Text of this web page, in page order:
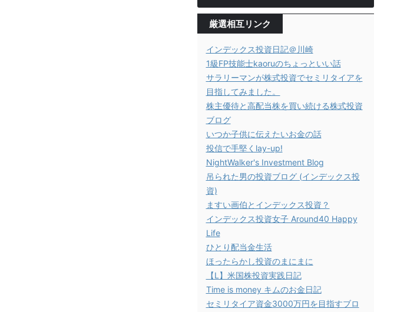
厳選相互リンク
インデックス投資日記＠川崎
1級FP技能士kaoruのちょっといい話
サラリーマンが株式投資でセミリタイアを
目指してみました。
株主優待と高配当株を買い続ける株式投資
ブログ
いつか子供に伝えたいお金の話
投信で手堅くlay-up!
NightWalker's Investment Blog
吊られた男の投資ブログ (インデックス投
資)
ますい画伯とインデックス投資？
インデックス投資女子 Around40 Happy
Life
ひとり配当金生活
ほったらかし投資のまにまに
【L】米国株投資実践日記
Time is money キムのお金日記
セミリタイア資金3000万円を目指すブロ